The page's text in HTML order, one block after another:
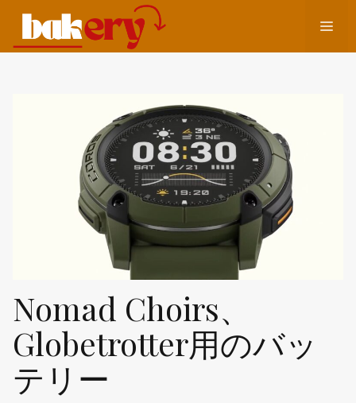
テ
メ
Nomad Choirs、
Globetrotter用のバッ
テリー